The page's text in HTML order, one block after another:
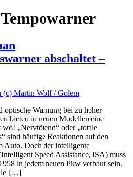
Tempowarner
abschaltet –
optische Warnung bei zu hoher
bieten in neuen Modellen eine
wo! „Nervtötend“ oder „totale
sind häufige Reaktionen auf den
Auto. Doch der intelligente
Speed Assistance, ISA) muss
in jedem neuen Pkw verbaut sein.
[…]